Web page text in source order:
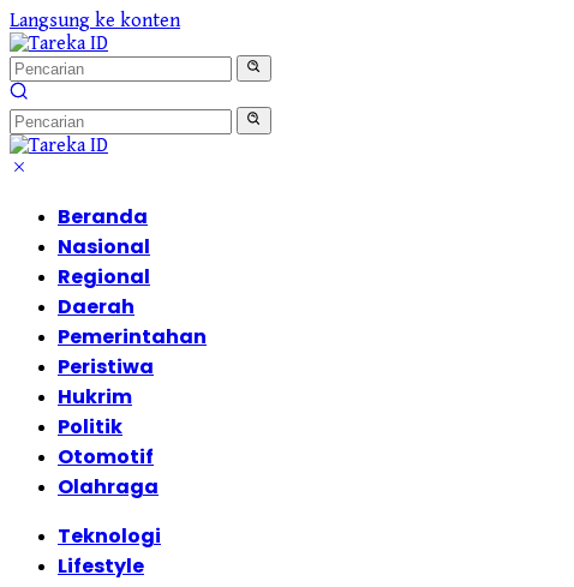
Langsung ke konten
Beranda
Nasional
Regional
Daerah
Pemerintahan
Peristiwa
Hukrim
Politik
Otomotif
Olahraga
Teknologi
Lifestyle